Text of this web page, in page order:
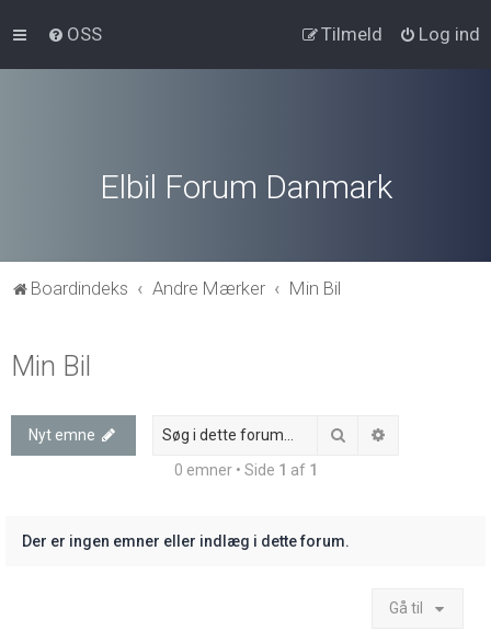
OSS Log ind
Tilmeld
Elbil Forum Danmark
Boardindeks Andre Mærker Min Bil
Min Bil
Nyt emne Søg
0 emner • Side 1 af 1
Der er ingen emner eller indlæg i dette forum.
Gå til